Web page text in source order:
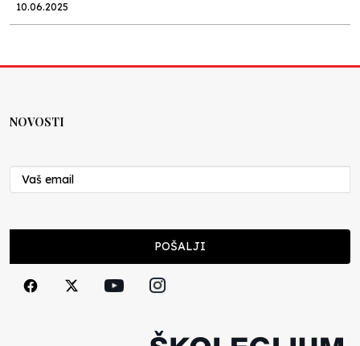
10.06.2025
Nenad Veličković
29.10.2024
Cuke i djeca
NOVOSTI
POŠALJI